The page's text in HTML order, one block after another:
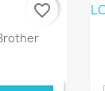
favorite_border